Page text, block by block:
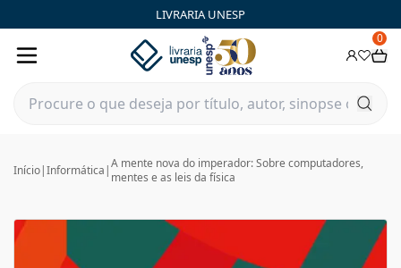
LIVRARIA UNESP
0
Início|Informática |A mente nova do imperador: Sobre computadores,
mentes e as leis da física